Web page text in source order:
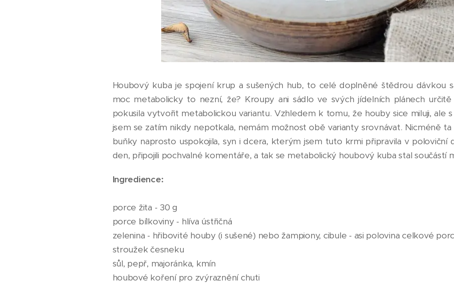
Houbový kuba je spojení krup a sušených hub, to celé doplněné štědrou dávkou
moc metabolicky to nezní, že? Kroupy ani sádlo ve svých jídelních plánech
pokusila vytvořit metabolickou variantu. Vzhledem k tomu, že houby sice miluji, ale
jsem se zatím nikdy nepotkala, nemám možnost obě varianty srovnávat. Nicméně
buňky naprosto uspokojila, syn i dcera, kterým jsem tuto krmi připravila v poloviční
den, připojili pochvalné komentáře, a tak se metabolický houbový kuba stal součástí
Ingredience:
porce žita - 30 g
porce bílkoviny - hlíva ústřičná
zelenina - hřibovité houby (i sušené) nebo žampiony, cibule - asi polovina celkové
stroužek česneku
sůl, pepř, majoránka, kmín
houbové koření pro zvýraznění chuti